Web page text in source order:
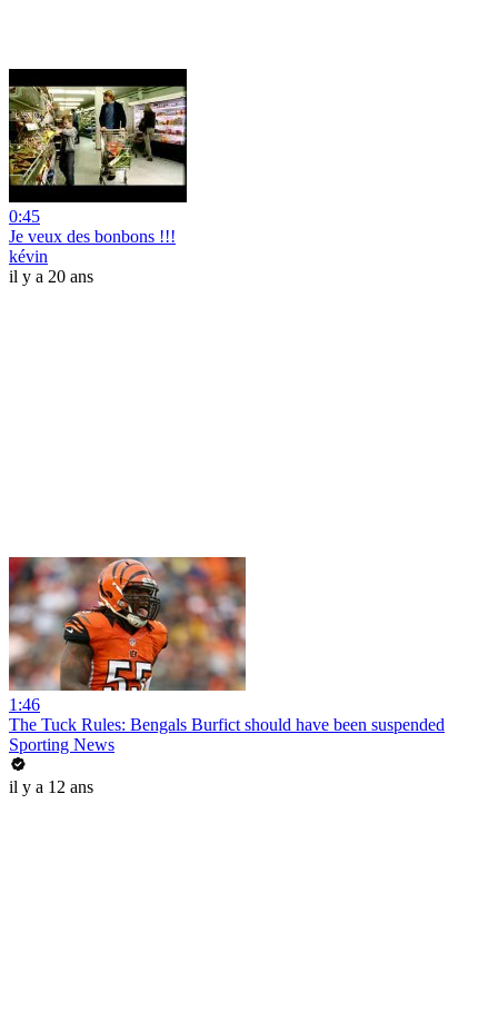
0:45
Je veux des bonbons !!!
kévin
il y a 20 ans
1:46
The Tuck Rules: Bengals Burfict should have been suspended
Sporting News
il y a 12 ans